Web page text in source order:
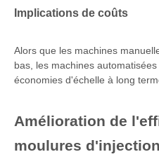
Implications de coûts
Alors que les machines
bas, les machines
économies d'échelle à long
Amélioration de
moulures